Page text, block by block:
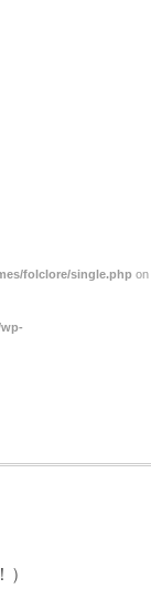
folclore/single.php on